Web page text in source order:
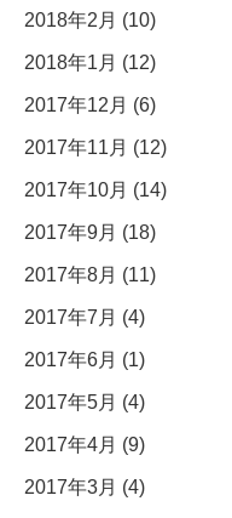
2018年2月 (10)
2018年1月 (12)
2017年12月 (6)
2017年11月 (12)
2017年10月 (14)
2017年9月 (18)
2017年8月 (11)
2017年7月 (4)
2017年6月 (1)
2017年5月 (4)
2017年4月 (9)
2017年3月 (4)